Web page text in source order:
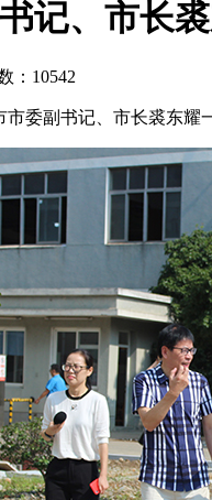
记、市长
：10542
市委副书记、市长裘东